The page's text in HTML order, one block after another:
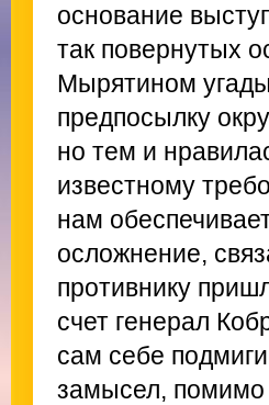
основание
так повернутых
Мырятином
предпосылку
но тем и
известному
нам
осложнение,
противнику
счет генерал
сам себе
замысел, помимо